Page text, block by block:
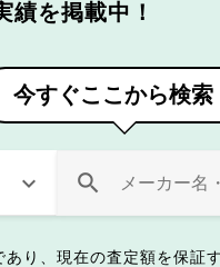
績を掲載中！
今すぐここから検索
り、現在の査定額を保証